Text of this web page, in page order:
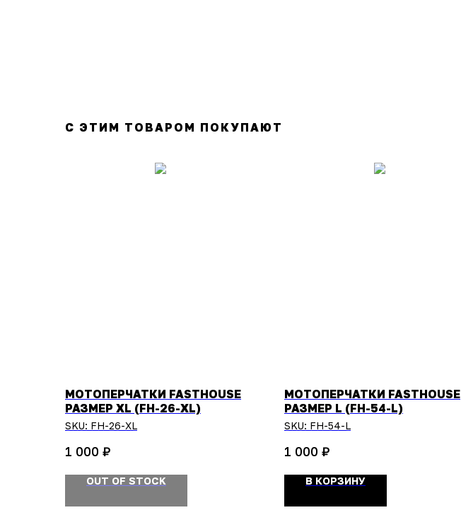
С ЭТИМ ТОВАРОМ ПОКУПАЮТ
МОТОПЕРЧАТКИ FASTHOUSE
РАЗМЕР XL (FH-26-XL)
SKU: FH-26-XL
1 000 ₽
OUT OF STOCK
МОТОПЕРЧАТКИ FASTHOUSE
РАЗМЕР L (FH-54-L)
SKU: FH-54-L
1 000 ₽
В КОРЗИНУ